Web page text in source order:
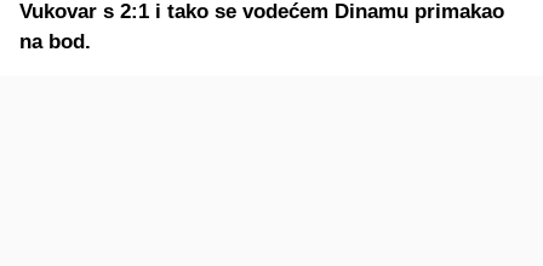
Vukovar s 2:1 i tako se vodećem Dinamu primakao
na bod.